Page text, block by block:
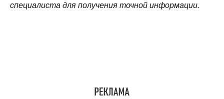
специалиста для получения точной информации.